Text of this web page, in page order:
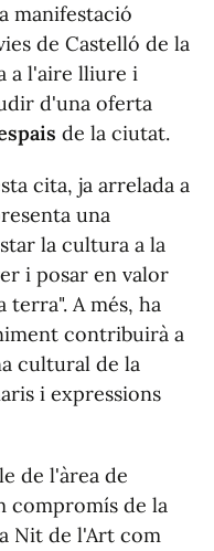
manifestació
de Castelló de la
a l'aire lliure i
d'una oferta
de la ciutat.
cita, ja arrelada a
una
la cultura a la
i posar en valor
A més, ha
contribuirà a
cultural de la
i expressions
de l'àrea de
compromís de la
Nit de l'Art com